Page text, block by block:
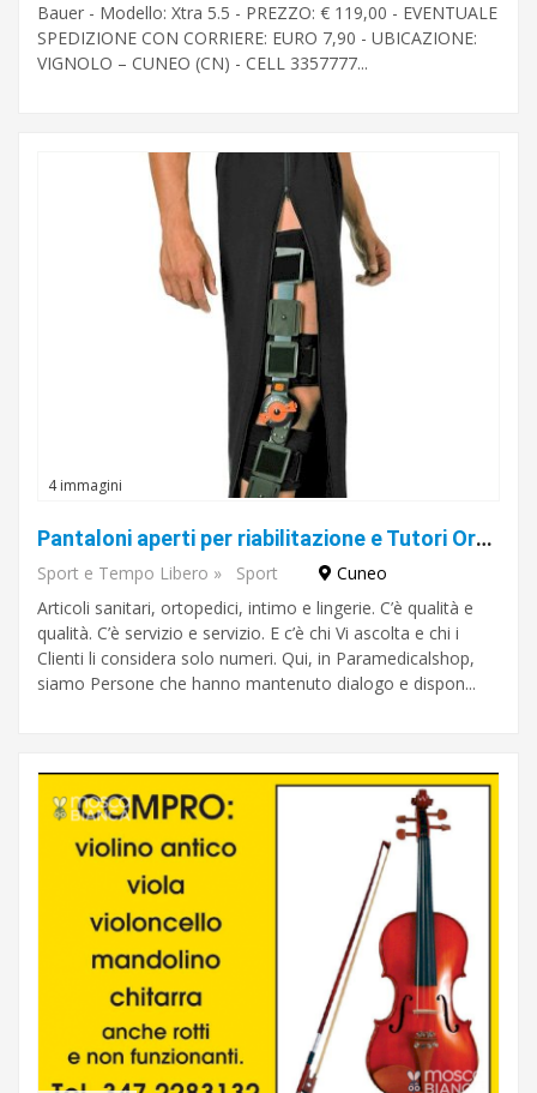
Bauer - Modello: Xtra 5.5 - PREZZO: € 119,00 - EVENTUALE
SPEDIZIONE CON CORRIERE: EURO 7,90 - UBICAZIONE:
VIGNOLO – CUNEO (CN) - CELL 3357777...
4 immagini
Pantaloni aperti per riabilitazione e Tutori Ortopedici su Paramedicalshop
Sport e Tempo Libero » Sport
Cuneo
Articoli sanitari, ortopedici, intimo e lingerie. C’è qualità e
qualità. C’è servizio e servizio. E c’è chi Vi ascolta e chi i
Clienti li considera solo numeri. Qui, in Paramedicalshop,
siamo Persone che hanno mantenuto dialogo e dispon...